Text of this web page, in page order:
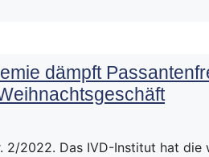
dämpft
2/2022. Das IVD-Institut hat die